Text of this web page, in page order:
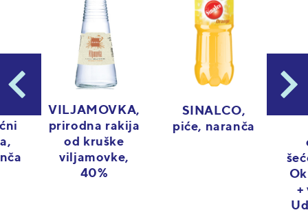
VILJAMOVKA,
prirodna rakija
od kruške
viljamovke,
40%
SINALCO,
piće, naranča
+